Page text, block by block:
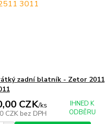
zadní blatník - Zetor 2011
CZK/ks
CZK bez DPH
IHNED K
ODBĚRU